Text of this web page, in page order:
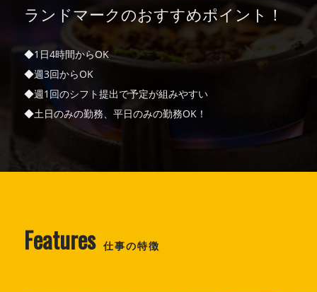
ランドマークのおすすめポイント！
◆1日4時間からOK
◆週3回からOK
◆週1回のシフト提出で予定が組みやすい
◆土日のみの勤務、平日のみの勤務OK！
Features 仕事の特徴